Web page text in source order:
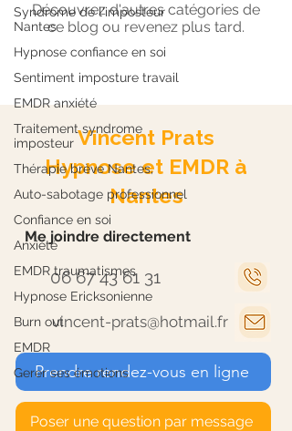
Syndrome de l'imposteur
Nantes
Hypnose confiance en soi
Sentiment imposture travail
EMDR anxiété
Traitement syndrome
imposteur
Thérapie brève Nantes,
Auto-sabotage professionnel
Confiance en soi
Anxiété
EMDR traumatismes
Hypnose Ericksonienne
Burn out
EMDR
Gerer ses émotions
Découvrez d'autres catégories de
ce blog ou revenez plus tard.
Vincent Prats
Hypnose et EMDR à
Nantes
Me joindre directement
06 67 43 61 31
vincent-prats@hotmail.fr
Prendre rendez-vous en ligne
Poser une question par message